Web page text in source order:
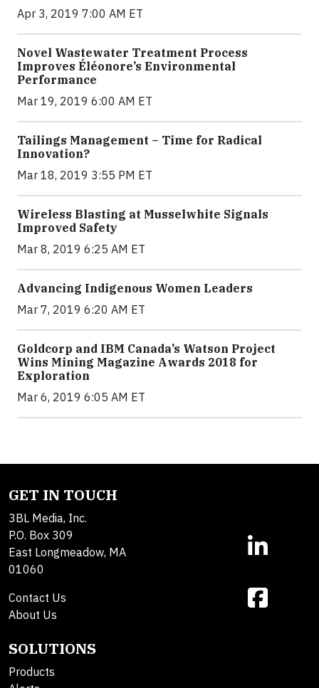
Apr 3, 2019 7:00 AM ET
Novel Wastewater Treatment Process
Improves Éléonore’s Environmental
Performance
Mar 19, 2019 6:00 AM ET
Tailings Management – Time for Radical
Innovation?
Mar 18, 2019 3:55 PM ET
Wireless Blasting at Musselwhite Signals
Improved Safety
Mar 8, 2019 6:25 AM ET
Advancing Indigenous Women Leaders
Mar 7, 2019 6:20 AM ET
Goldcorp and IBM Canada’s Watson Project
Wins Mining Magazine Awards 2018 for
Exploration
Mar 6, 2019 6:05 AM ET
GET IN TOUCH
3BL Media, Inc.
P.O. Box 309
East Longmeadow, MA
01060
Contact Us
About Us
SOLUTIONS
Products